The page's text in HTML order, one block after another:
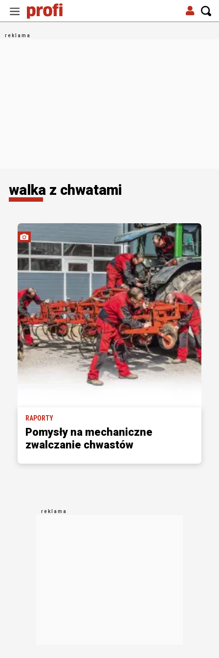
walka z chwatami
RAPORTY
Pomysły na mechaniczne
zwalczanie chwastów